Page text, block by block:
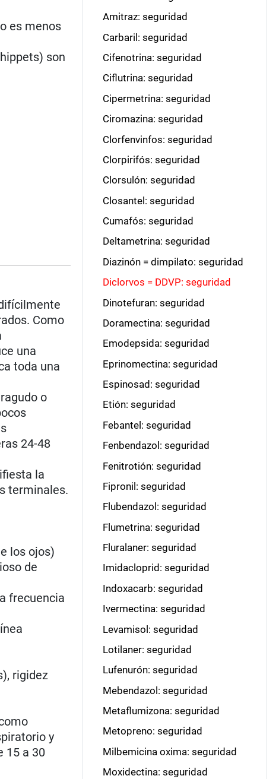
es menos
son
Como
una
toda una
o
24-48
la
terminales.
los ojos)
de
frecuencia
rigidez
y
15 a 30
Amitraz: seguridad
Carbaril: seguridad
Cifenotrina: seguridad
Ciflutrina: seguridad
Cipermetrina: seguridad
Ciromazina: seguridad
Clorfenvinfos: seguridad
Clorpirifós: seguridad
Clorsulón: seguridad
Closantel: seguridad
Cumafós: seguridad
Deltametrina: seguridad
Diazinón = dimpilato: seguridad
Diclorvos = DDVP: seguridad
Dinotefuran: seguridad
Doramectina: seguridad
Emodepsida: seguridad
Eprinomectina: seguridad
Espinosad: seguridad
Etión: seguridad
Febantel: seguridad
Fenbendazol: seguridad
Fenitrotión: seguridad
Fipronil: seguridad
Flubendazol: seguridad
Flumetrina: seguridad
Fluralaner: seguridad
Imidacloprid: seguridad
Indoxacarb: seguridad
Ivermectina: seguridad
Levamisol: seguridad
Lotilaner: seguridad
Lufenurón: seguridad
Mebendazol: seguridad
Metaflumizona: seguridad
Metopreno: seguridad
Milbemicina oxima: seguridad
Moxidectina: seguridad